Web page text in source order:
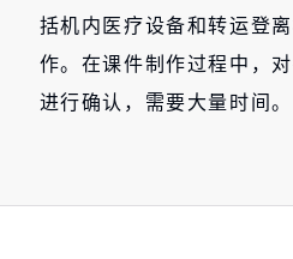
括机内医疗设备和转运登
作。在课件制作过程中，
进行确认，需要大量时间。